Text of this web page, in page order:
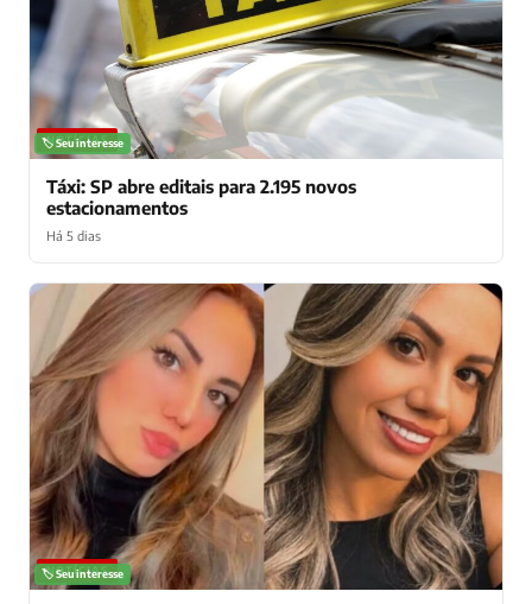
NOTÍCIAS
🏷️ Seu interesse
Táxi: SP abre editais para 2.195 novos
estacionamentos
Há 5 dias
NOTÍCIAS
🏷️ Seu interesse